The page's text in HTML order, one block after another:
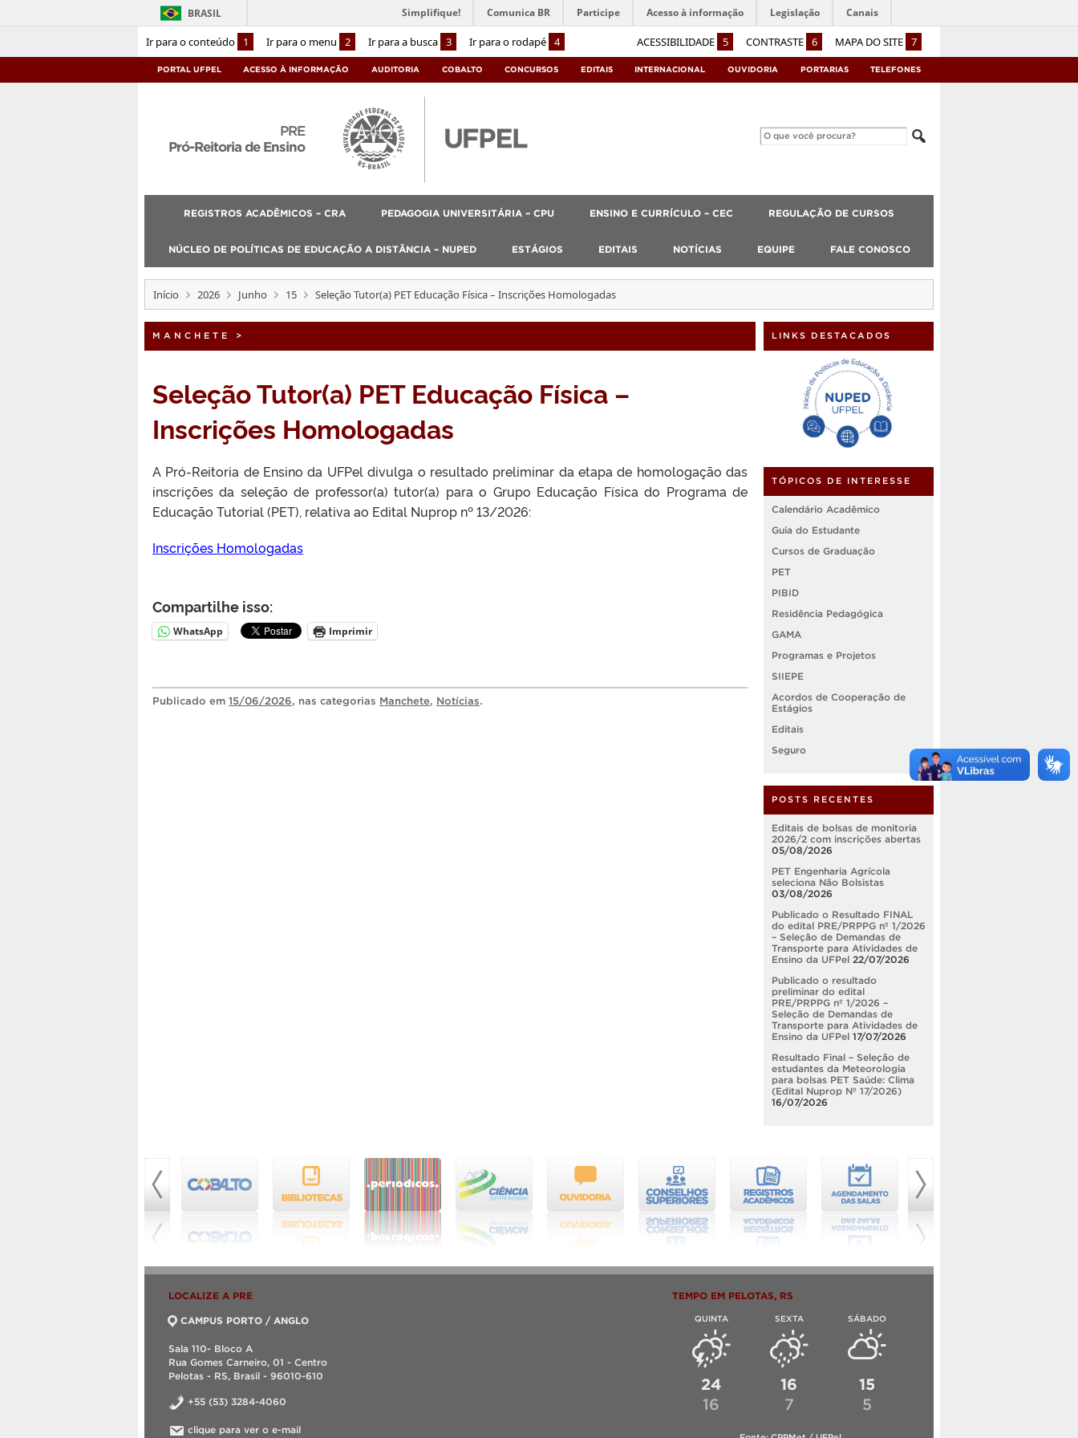
Ir para o conteúdo 1 Ir para o menu 2 Ir para a busca 3 Ir para o rodapé 4 ACESSIBILIDADE 5 CONTRASTE 6 MAPA DO SITE 7
BRASIL Simplifique! Comunica BR Participe Acesso à informação Legislação Canais
PORTAL UFPEL ACESSO À INFORMAÇÃO AUDITORIA COBALTO CONCURSOS EDITAIS INTERNACIONAL OUVIDORIA PORTARIAS TELEFONES
PRE
Pró-Reitoria de Ensino
REGISTROS ACADÊMICOS – CRA PEDAGOGIA UNIVERSITÁRIA – CPU ENSINO E CURRÍCULO – CEC REGULAÇÃO DE CURSOS
NÚCLEO DE POLÍTICAS DE EDUCAÇÃO A DISTÂNCIA – NUPED ESTÁGIOS EDITAIS NOTÍCIAS EQUIPE FALE CONOSCO
Início 2026 Junho 15 Seleção Tutor(a) PET Educação Física – Inscrições Homologadas
MANCHETE >
Seleção Tutor(a) PET Educação Física –
Inscrições Homologadas
A Pró-Reitoria de Ensino da UFPel divulga o resultado preliminar da etapa de homologação das
inscrições da seleção de professor(a) tutor(a) para o Grupo Educação Física do Programa de
Educação Tutorial (PET), relativa ao Edital Nuprop nº 13/2026:
Inscrições Homologadas
Compartilhe isso:
WhatsApp Imprimir
Publicado em 15/06/2026, nas categorias Manchete, Notícias.
LINKS DESTACADOS
TÓPICOS DE INTERESSE
Calendário Acadêmico
Guia do Estudante
Cursos de Graduação
PET
PIBID
Residência Pedagógica
GAMA
Programas e Projetos
SIIEPE
Acordos de Cooperação de
Estágios
Editais
Seguro
POSTS RECENTES
Editais de bolsas de monitoria
2026/2 com inscrições abertas
05/08/2026
PET Engenharia Agrícola
seleciona Não Bolsistas
03/08/2026
Publicado o Resultado FINAL
do edital PRE/PRPPG nº 1/2026
– Seleção de Demandas de
Transporte para Atividades de
Ensino da UFPel 22/07/2026
Publicado o resultado
preliminar do edital
PRE/PRPPG nº 1/2026 –
Seleção de Demandas de
Transporte para Atividades de
Ensino da UFPel 17/07/2026
Resultado Final – Seleção de
estudantes da Meteorologia
para bolsas PET Saúde: Clima
(Edital Nuprop Nº 17/2026)
16/07/2026
LOCALIZE A PRE
CAMPUS PORTO / ANGLO
Sala 110- Bloco A
Rua Gomes Carneiro, 01 - Centro
Pelotas - RS, Brasil - 96010-610
+55 (53) 3284-4060
clique para ver o e-mail
TEMPO EM PELOTAS, RS
QUINTA
24
16
SEXTA
16
7
SÁBADO
15
5